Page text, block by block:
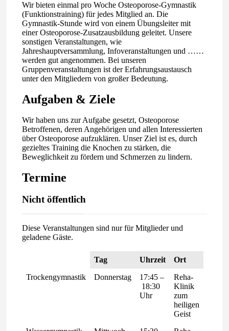
Wir bieten einmal pro Woche Osteoporose-Gymnastik
(Funktionstraining) für jedes Mitglied an. Die
Gymnastik-Stunde wird von einem Übungsleiter mit
einer Osteoporose-Zusatzausbildung geleitet. Unsere
sonstigen Veranstaltungen, wie
Jahreshauptversammlung, Infoveranstaltungen und ……
werden gut angenommen. Bei unseren
Gruppenveranstaltungen ist der Erfahrungsaustausch
unter den Mitgliedern von großer Bedeutung.
Aufgaben & Ziele
Wir haben uns zur Aufgabe gesetzt, Osteoporose
Betroffenen, deren Angehörigen und allen Interessierten
über Osteoporose aufzuklären. Unser Ziel ist es, durch
gezieltes Training die Knochen zu stärken, die
Beweglichkeit zu fördern und Schmerzen zu lindern.
Termine
Nicht öffentlich
Diese Veranstaltungen sind nur für Mitglieder und
geladene Gäste.
Tag Uhrzeit
Ort
Trockengymnastik
Donnerstag
17:45 –
18:30
Uhr
Reha-
Klinik
zum
heiligen
Geist